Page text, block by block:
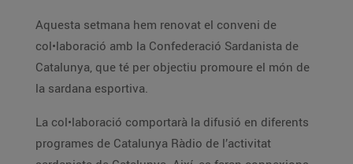
Aquesta setmana hem renovat el conveni de
col•laboració amb la Confederació Sardanista de
Catalunya, que té per objectiu promoure el món de
la sardana esportiva.
La col•laboració comportarà la difusió en diferents
programes de Catalunya Ràdio de l’activitat